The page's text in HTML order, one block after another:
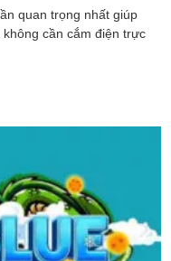
quan trọng nhất giúp
cần cắm điện trực